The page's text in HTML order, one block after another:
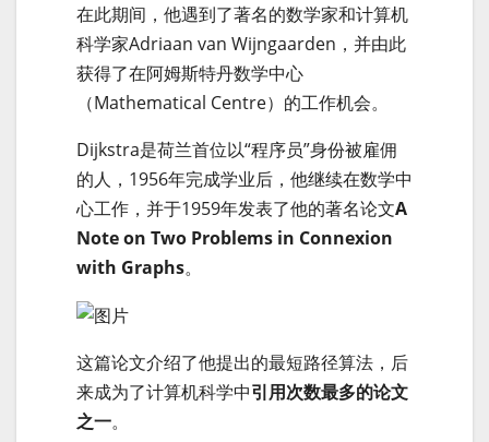
在此期间，他遇到了著名的数学家和计算机
科学家Adriaan van Wijngaarden，并由此
获得了在阿姆斯特丹数学中心
（Mathematical Centre）的工作机会。
Dijkstra是荷兰首位以“程序员”身份被雇佣
的人，1956年完成学业后，他继续在数学中
心工作，并于1959年发表了他的著名论文A
Note on Two Problems in Connexion
with Graphs。
这篇论文介绍了他提出的最短路径算法，后
来成为了计算机科学中引用次数最多的论文
之一。